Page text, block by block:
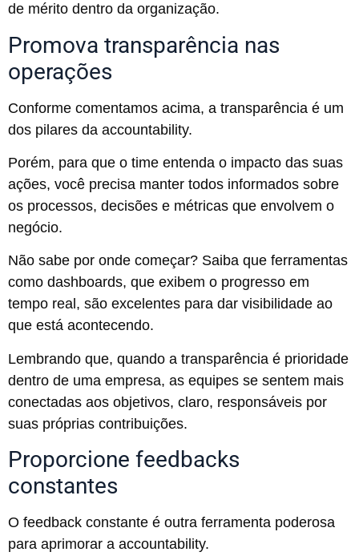
de mérito dentro da organização.
Promova transparência nas
operações
Conforme comentamos acima, a transparência é um
dos pilares da accountability.
Porém, para que o time entenda o impacto das suas
ações, você precisa manter todos informados sobre
os processos, decisões e métricas que envolvem o
negócio.
Não sabe por onde começar? Saiba que ferramentas
como dashboards, que exibem o progresso em
tempo real, são excelentes para dar visibilidade ao
que está acontecendo.
Lembrando que, quando a transparência é prioridade
dentro de uma empresa, as equipes se sentem mais
conectadas aos objetivos, claro, responsáveis por
suas próprias contribuições.
Proporcione feedbacks
constantes
O feedback constante é outra ferramenta poderosa
para aprimorar a accountability.